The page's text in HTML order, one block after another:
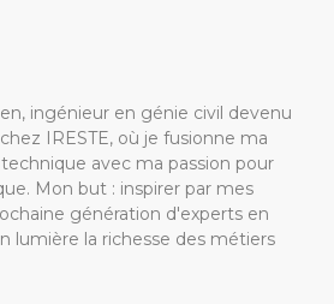
ingénieur en génie civil devenu
IRESTE, où je fusionne ma
avec ma passion pour
Mon but : inspirer par mes
génération d'experts en
lumière la richesse des métiers